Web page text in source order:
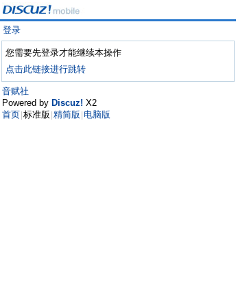
登录
您需要先登录才能继续本操作
点击此链接进行跳转
音赋社
Powered by Discuz! X2
首页 标准版 精简版 电脑版